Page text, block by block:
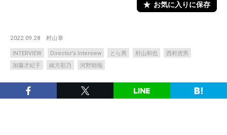
お気に入りに保存
2022.09.28 村山章
INTERVIEW Director’s Interview とら男 村山和也
西村虎男
加藤才紀子
緒方彩乃 河野朝哉